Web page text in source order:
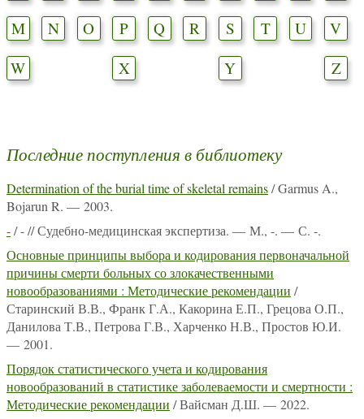
M
N O P Q R S T U
V
W
X Y Z
Последние поступления в библиотеку
Determination of the burial time of skeletal remains/ Garmus A.,
Bojarun R. — 2003.
-/ - // Судебно-медицинская экспертиза. — М., -. — С. -.
Основные принципы выбора и кодирования первоначальной
причины смерти больных со злокачественными
новообразованиями : Методические рекомендации /
Старинский В.В., Франк Г.А., Какорина Е.П., Грецова О.П.,
Данилова Т.В., Петрова Г.В., Харченко Н.В., Простов Ю.И.
— 2001.
Порядок статистического учета и кодирования
новообразований в статистике заболеваемости и смертности :
Методические рекомендации / Вайсман Д.Ш. — 2022.